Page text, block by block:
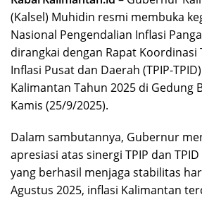
(Kalsel) Muhidin resmi membuka
Nasional Pengendalian Inflasi
dirangkai dengan Rapat Koordinasi
Inflasi Pusat dan Daerah (TPIP-
Kalimantan Tahun 2025 di Gedung
Kamis (25/9/2025).
Dalam sambutannya, Gubernur
apresiasi atas sinergi TPIP dan
yang berhasil menjaga stabilitas
Agustus 2025, inflasi Kalimantan